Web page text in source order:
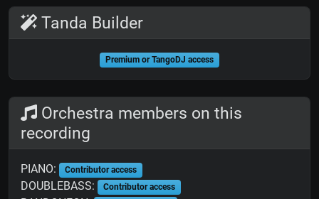
Tanda Builder
Premium or TangoDJ access
Orchestra members on this
recording
PIANO: Contributor access
DOUBLEBASS: Contributor access